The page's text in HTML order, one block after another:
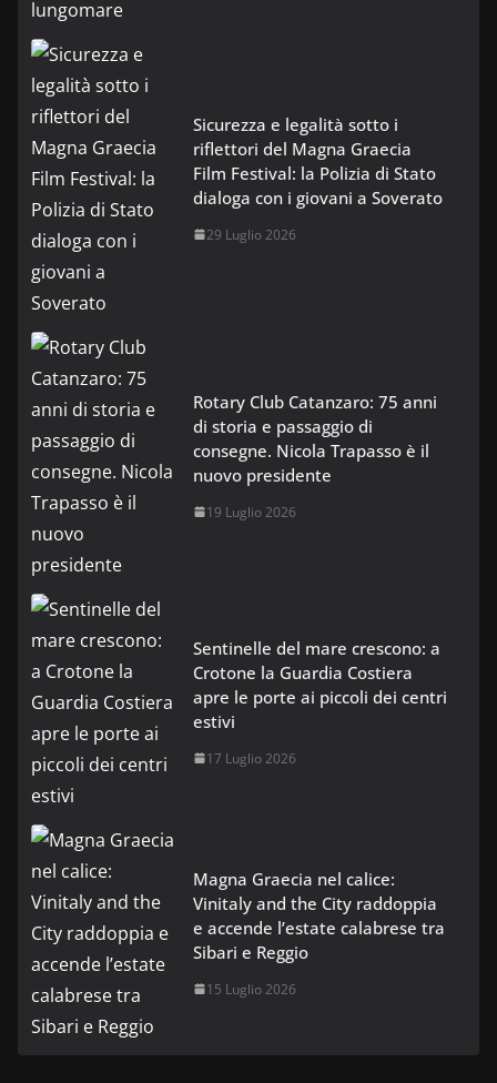
Sicurezza e legalità sotto i
riflettori del Magna Graecia
Film Festival: la Polizia di Stato
dialoga con i giovani a Soverato
29 Luglio 2026
Rotary Club Catanzaro: 75 anni
di storia e passaggio di
consegne. Nicola Trapasso è il
nuovo presidente
19 Luglio 2026
Sentinelle del mare crescono: a
Crotone la Guardia Costiera
apre le porte ai piccoli dei centri
estivi
17 Luglio 2026
Magna Graecia nel calice:
Vinitaly and the City raddoppia
e accende l’estate calabrese tra
Sibari e Reggio
15 Luglio 2026